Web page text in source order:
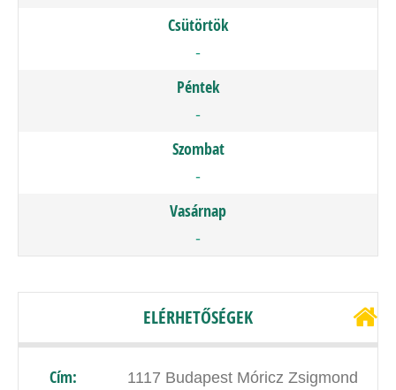
Csütörtök
-
Péntek
-
Szombat
-
Vasárnap
-
ELÉRHETŐSÉGEK
Cím: 1117 Budapest Móricz Zsigmond